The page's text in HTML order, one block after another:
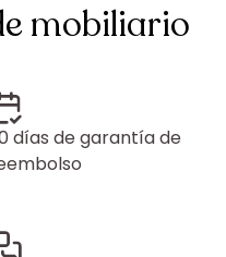
mobiliario
días de garantía de